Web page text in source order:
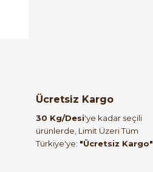
Ücretsiz Kargo
30 Kg/Desi'ye kadar seçili
ürünlerde, Limit Üzeri Tüm
Türkiye'ye: "Ücretsiz Kargo"